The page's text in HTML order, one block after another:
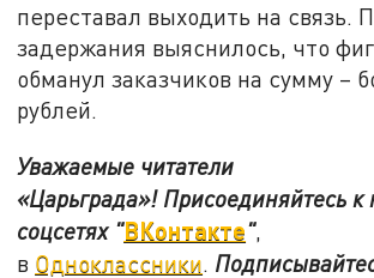
переставал выходить на связь.
задержания выяснилось, что
обманул заказчиков на сумму –
рублей.
Уважаемые читатели
«Царьграда»! Присоединяйтесь к
соцсетях "ВКонтакте",
в Одноклассники